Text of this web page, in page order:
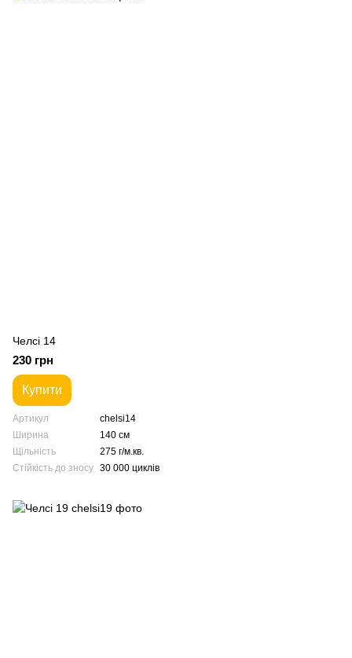
Челсі 14
230 грн
Купити
Артикул
chelsi14
Ширина
140 см
Щільність
275 г/м.кв.
Стійкість до зносу 30 000 циклів